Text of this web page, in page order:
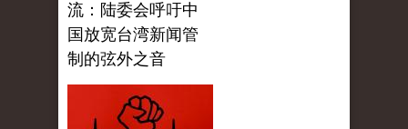
流：陆委会呼吁中
国放宽台湾新闻管
制的弦外之音